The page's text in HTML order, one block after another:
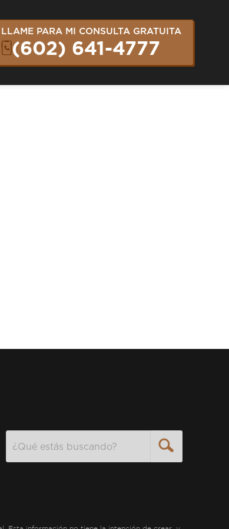
LLAME PARA MI CONSULTA GRATUITA
(602) 641-4777